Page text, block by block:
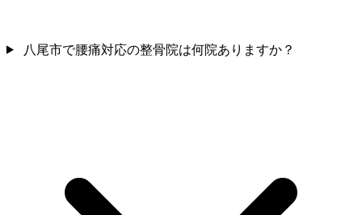
八尾市で腰痛対応の整骨院は何院ありますか？